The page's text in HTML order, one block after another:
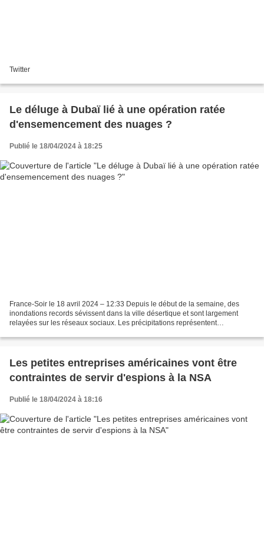
Twitter
Le déluge à Dubaï lié à une opération ratée
d'ensemencement des nuages ?
Publié le 18/04/2024 à 18:25
France-Soir le 18 avril 2024 – 12:33 Depuis le début de la semaine, des
inondations records sévissent dans la ville désertique et sont largement
relayées sur les réseaux sociaux. Les précipitations représentent
Les petites entreprises américaines vont être
contraintes de servir d'espions à la NSA
Publié le 18/04/2024 à 18:16